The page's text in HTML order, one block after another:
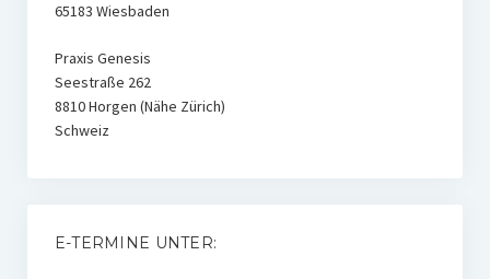
65183 Wiesbaden
Praxis Genesis
Seestraße 262
8810 Horgen (Nähe Zürich)
Schweiz
E-TERMINE UNTER: